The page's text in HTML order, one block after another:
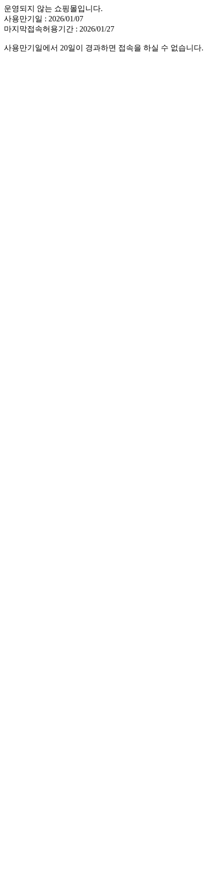
운영되지 않는 쇼핑몰입니다.
사용만기일 : 2026/01/07
마지막접속허용기간 : 2026/01/27
사용만기일에서 20일이 경과하면 접속을 하실 수 없습니다.